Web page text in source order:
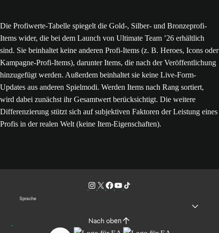
Die Profiwerte-Tabelle spiegelt die Gold-, Silber- und Bronzeprofi-
Items wider, die bei dem Launch von Ultimate Team ’26 erhältlich
sind. Sie beinhaltet keine anderen Profi-Items (z. B. Heroes, Icons oder
Kampagne-Profi-Items), darunter Items, die nach der Veröffentlichung
hinzugefügt werden. Außerdem beinhaltet sie keine Live-Form-
Updates aus anderen Spielmodi. Werden Items nach Rang sortiert,
wird dabei zunächst ihr Gesamtwert berücksichtigt. Die weitere
Differenzierung stützt sich auf subjektiven Faktoren der Leistung eines
Profis in der realen Welt (keine Item-Eigenschaften).
Sprache
Nach oben